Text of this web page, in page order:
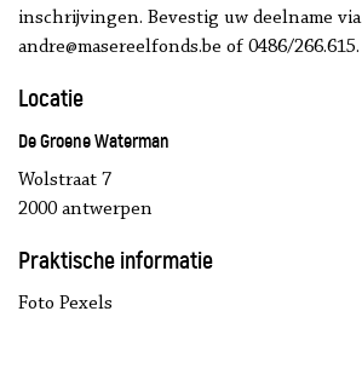
inschrijvingen. Bevestig uw deelname via
andre@masereelfonds.be of 0486/266.615.
Locatie
De Groene Waterman
Wolstraat 7
2000 antwerpen
Praktische informatie
Foto Pexels